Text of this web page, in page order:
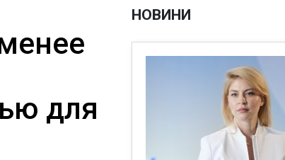
для
НОВИНИ